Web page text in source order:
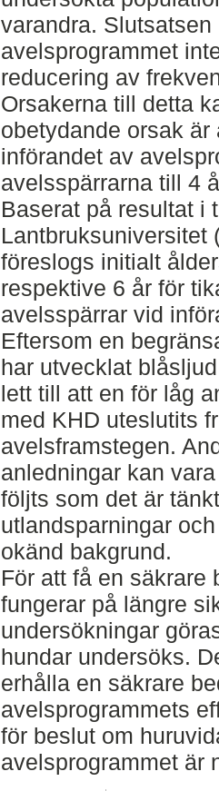
varandra.
avelsprogrammet
reducering av
Orsakerna till detta
obetydande orsak är
införandet av
avelsspärrarna till 4
Baserat på resultat i
Lantbruksuniversitet
föreslogs initialt
respektive 6 år för
avelsspärrar vid
Eftersom en
har utvecklat
lett till att en för låg
med KHD uteslutits
avelsframstegen.
anledningar kan
följts som det är
utlandsparningar
okänd bakgrund.
För att få en säkrare
fungerar på längre
undersökningar
hundar undersöks.
erhålla en säkrare
avelsprogrammets
för beslut om
avelsprogrammet är